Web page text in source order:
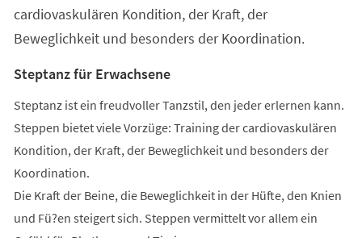
cardiovaskulären Kondition, der Kraft, der
Beweglichkeit und besonders der Koordination.
Steptanz für Erwachsene
Steptanz ist ein freudvoller Tanzstil, den jeder erlernen kann.
Steppen bietet viele Vorzüge: Training der cardiovaskulären
Kondition, der Kraft, der Beweglichkeit und besonders der
Koordination.
Die Kraft der Beine, die Beweglichkeit in der Hüfte, den Knien
und Fü?en steigert sich. Steppen vermittelt vor allem ein